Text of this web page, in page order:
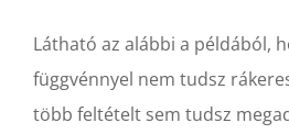
Látható az alábbi a példából,
függvénnyel nem tudsz
több feltételt sem tudsz